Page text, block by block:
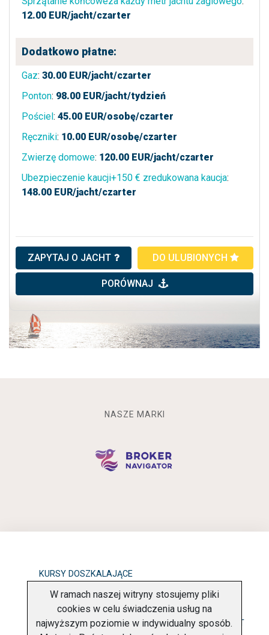
12.00 EUR/jacht/czarter
Dodatkowo płatne:
Gaz: 30.00 EUR/jacht/czarter
Ponton: 98.00 EUR/jacht/tydzień
Pościel: 45.00 EUR/osobę/czarter
Ręczniki: 10.00 EUR/osobę/czarter
Zwierzę domowe: 120.00 EUR/jacht/czarter
Ubezpieczenie kaucji+150 € zredukowana kaucja:
148.00 EUR/jacht/czarter
ZAPYTAJ O JACHT DO ULUBIONYCH
PORÓWNAJ
NASZE MARKI
KURSY DOSZKALAJĄCE
OBOWIĄZEK INFORMACYJNY
POLITYKA PRYWATNOŚCI O FIRMIE KONTAKT
W ramach naszej witryny stosujemy pliki
cookies w celu świadczenia usług na
najwyższym poziomie w indywidualny sposób.